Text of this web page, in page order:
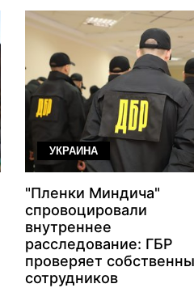
УКРАИНА
"Пленки Миндича"
спровоцировали
внутреннее
расследование: ГБР
проверяет
сотрудников